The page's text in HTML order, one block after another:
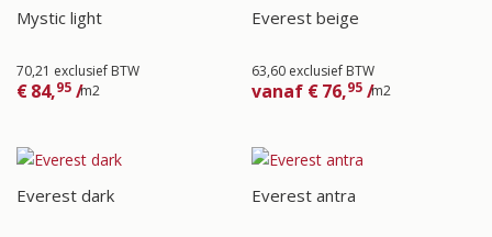
Mystic light
70,21 exclusief BTW
€84,95 /m2
Everest beige
63,60 exclusief BTW
vanaf €76,95 /m2
Everest dark Everest antra